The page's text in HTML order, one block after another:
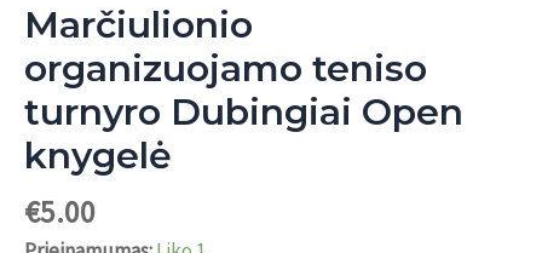
Marčiulionio
organizuojamo teniso
turnyro Dubingiai Open
knygelė
€5.00